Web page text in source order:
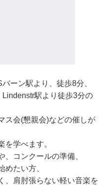
ーン駅より、徒歩8分、
駅より徒歩3分の
ス会(懇親会)などの催しが
を学べます。
コンクールの準備、
めたい方、
、肩肘張らない軽い音楽を